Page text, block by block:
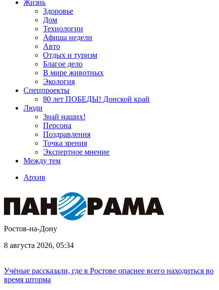
Жизнь
Здоровье
Дом
Технологии
Афиша недели
Авто
Отдых и туризм
Благое дело
В мире животных
Экология
Спецпроекты
80 лет ПОБЕДЫ! Донской край
Люди
Знай наших!
Персона
Поздравления
Точка зрения
Экспертное мнение
Между тем
Архив
Ростов-на-Дону
8 августа 2026, 05:34
Учёные рассказали, где в Ростове опаснее всего находиться во
время шторма